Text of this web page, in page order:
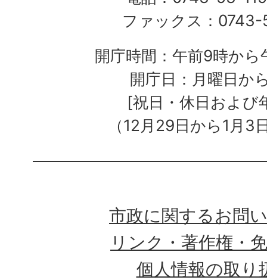
ファックス：
開庁時間：午前9時か
開庁日：月曜日か
[祝日・休日および
（12月29日から1月3
市政に関するお問
リンク・著作権・
個人情報の取り